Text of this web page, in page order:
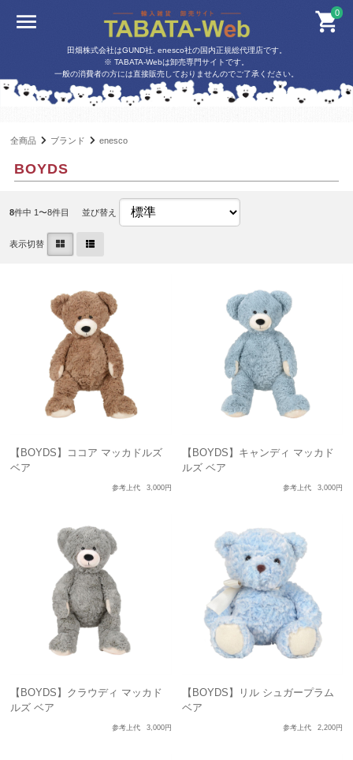
0
田畑株式会社はGUND社, enesco社の国内正規総代理店です。
※ TABATA-Webは卸売専門サイトです。
一般の消費者の方には直接販売しておりませんのでご了承ください。
全商品 ブランド enesco
BOYDS
8件中 1〜8件目 並び替え
表示切替
【BOYDS】ココア マッカドルズ
ベア
参考上代 3,000円
【BOYDS】キャンディ マッカド
ルズ ベア
参考上代 3,000円
【BOYDS】クラウディ マッカド
ルズ ベア
参考上代 3,000円
【BOYDS】リル シュガープラム
ベア
参考上代 2,200円